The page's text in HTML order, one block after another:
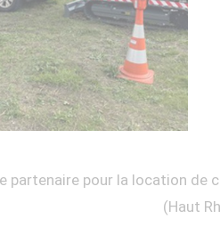
partenaire pour la location de
(Haut